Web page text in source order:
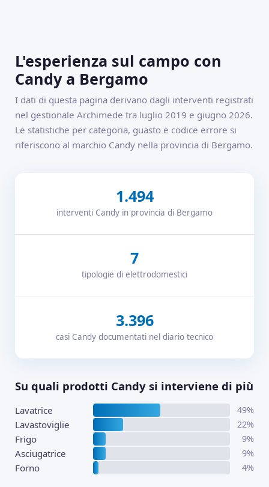
L'esperienza sul campo con
Candy a Bergamo
I dati di questa pagina derivano dagli interventi registrati
nel gestionale Archimede tra luglio 2019 e giugno 2026.
Le statistiche per categoria, guasto e codice errore si
riferiscono al marchio Candy nella provincia di Bergamo.
1.494
interventi Candy in provincia di Bergamo
7
tipologie di elettrodomestici
3.396
casi Candy documentati nel diario tecnico
Su quali prodotti Candy si interviene di più
Lavatrice 49%
Lavastoviglie 22%
Frigo 9%
Asciugatrice 9%
Forno 4%